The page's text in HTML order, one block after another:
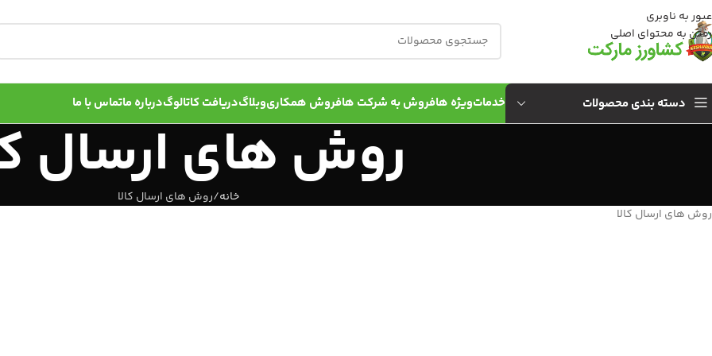
عبور به ناوبری
رفتن به محتوای اصلی
دسته بندی محصولات خدماتویژه هافروش به شركت هافروش همکاریوبلاگدریافت کاتالوگدرباره ماتماس با ما
روش های ارسال
خانه روش های ارسال کالا
روش های ارسال کالا